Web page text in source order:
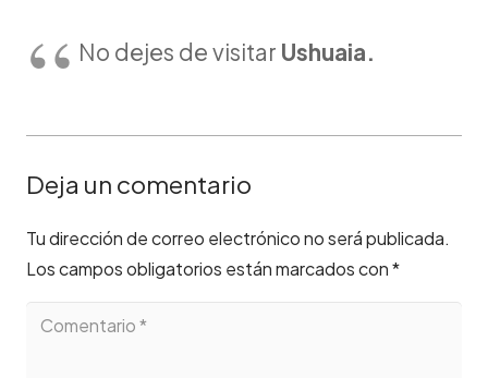
No dejes de visitar Ushuaia.
Deja un comentario
Tu dirección de correo electrónico no será publicada.
Los campos obligatorios están marcados con*